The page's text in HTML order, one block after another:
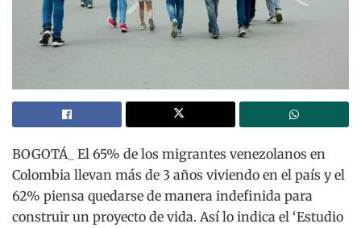
BOGOTÁ_ El 65% de los migrantes venezolanos en
Colombia llevan más de 3 años viviendo en el país y el
62% piensa quedarse de manera indefinida para
construir un proyecto de vida. Así lo indica el ‘Estudio